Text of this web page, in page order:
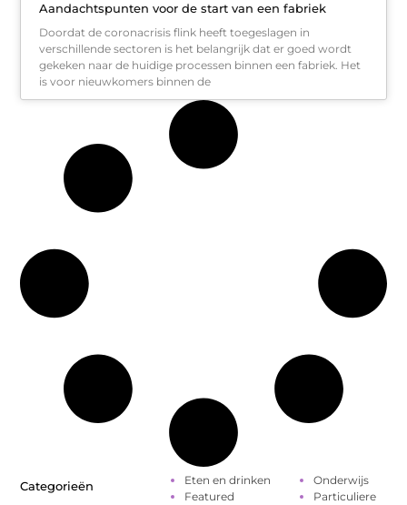
Aandachtspunten voor de start van een fabriek
Doordat de coronacrisis flink heeft toegeslagen in
verschillende sectoren is het belangrijk dat er goed wordt
gekeken naar de huidige processen binnen een fabriek. Het
is voor nieuwkomers binnen de
Categorieën
Eten en drinken
Featured
Onderwijs
Particuliere